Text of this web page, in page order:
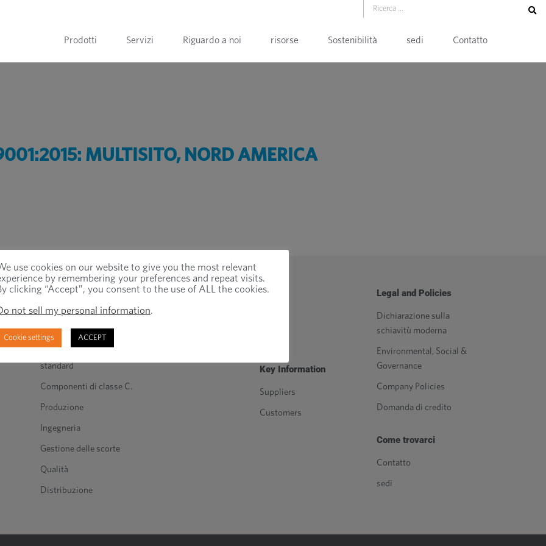
Prodotti Servizi Riguardo a noi risorse Sostenibilità sedi Contatto
MULTISITO, NORD AMERICA
Prodotti e servizi
Elementi di fissaggio
ingegnerizzati
standard
Componenti di classe C.
Produzione
Ingegneria
Gestione delle scorte
Qualità
Distribuzione
Riguardo a noi risorse
Key Information
Suppliers
Customers
Legal and Policies
Dichiarazione sulla
schiavitù moderna
Environmental, Social &
Governance
Company Policies
Domanda di credito
Come trovarci
Contatto
sedi
use cookies on our website to give you the most relevant
by remembering your preferences and repeat visits.
clicking “Accept”, you consent to the use of ALL the cookies.
not sell my personal information.
Cookie settings ACCEPT